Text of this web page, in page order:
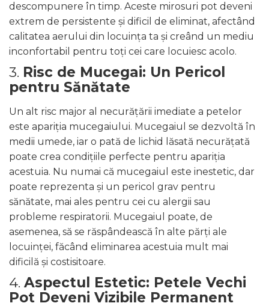
descompunere în timp. Aceste mirosuri pot deveni
extrem de persistente și dificil de eliminat, afectând
calitatea aerului din locuința ta și creând un mediu
inconfortabil pentru toți cei care locuiesc acolo.
3. Risc de Mucegai: Un Pericol
pentru Sănătate
Un alt risc major al necurățării imediate a petelor
este apariția mucegaiului. Mucegaiul se dezvoltă în
medii umede, iar o pată de lichid lăsată necurățată
poate crea condițiile perfecte pentru apariția
acestuia. Nu numai că mucegaiul este inestetic, dar
poate reprezenta și un pericol grav pentru
sănătate, mai ales pentru cei cu alergii sau
probleme respiratorii. Mucegaiul poate, de
asemenea, să se răspândească în alte părți ale
locuinței, făcând eliminarea acestuia mult mai
dificilă și costisitoare.
4. Aspectul Estetic: Petele Vechi
Pot Deveni Vizibile Permanent